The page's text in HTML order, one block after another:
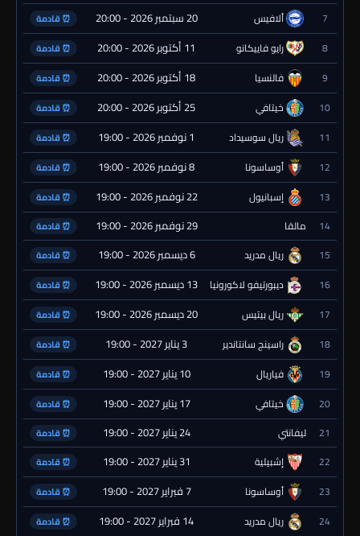
7 ألافيس 20 سبتمبر 2026 - 20:00 ⏰ قادمة
8 رايو فاييكانو 11 أكتوبر 2026 - 20:00 ⏰ قادمة
9 فالنسيا 18 أكتوبر 2026 - 20:00 ⏰ قادمة
10 خيتافي 25 أكتوبر 2026 - 20:00 ⏰ قادمة
11 ريال سوسيداد 1 نوفمبر 2026 - 19:00 ⏰ قادمة
12 أوساسونا 8 نوفمبر 2026 - 19:00 ⏰ قادمة
13 إسبانيول 22 نوفمبر 2026 - 19:00 ⏰ قادمة
14 مالقا 29 نوفمبر 2026 - 19:00 ⏰ قادمة
15 ريال مدريد 6 ديسمبر 2026 - 19:00 ⏰ قادمة
16 ديبورتيفو لاكورونيا 13 ديسمبر 2026 - 19:00 ⏰ قادمة
17 ريال بيتيس 20 ديسمبر 2026 - 19:00 ⏰ قادمة
18 راسينج سانتاندير 3 يناير 2027 - 19:00 ⏰ قادمة
19 فياريال 10 يناير 2027 - 19:00 ⏰ قادمة
20 خيتافي 17 يناير 2027 - 19:00 ⏰ قادمة
21 ليفانتي 24 يناير 2027 - 19:00 ⏰ قادمة
22 إشبيلية 31 يناير 2027 - 19:00 ⏰ قادمة
23 أوساسونا 7 فبراير 2027 - 19:00 ⏰ قادمة
24 ريال مدريد 14 فبراير 2027 - 19:00 ⏰ قادمة